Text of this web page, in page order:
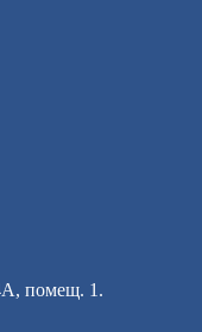
помещ. 1.